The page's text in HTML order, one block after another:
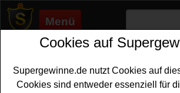
Menü
Supergewinne.de>Gewinnspiele>Sonstige
Anzeige:
Cookies auf
Supergewinne.de nutzt Cookies auf
Cookies sind entweder essenziell für